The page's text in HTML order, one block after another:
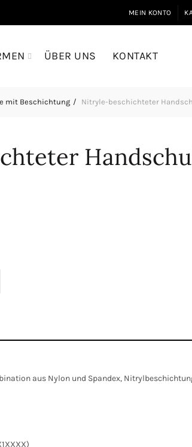
MEIN KONTO
ÜBER UNS KONTAKT
mit Beschichtung Nitryle-beschichteter
aus Nylon und Spandex,